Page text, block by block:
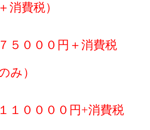
消費税）
５０００円＋消費税
み）
１００００円+消費税